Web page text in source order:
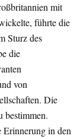
mit
führte die
Sturz des
die
von
Die
bestimmen.
Erinnerung in den